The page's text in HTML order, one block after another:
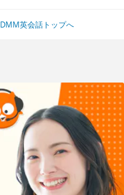
DMM英会話トップへ